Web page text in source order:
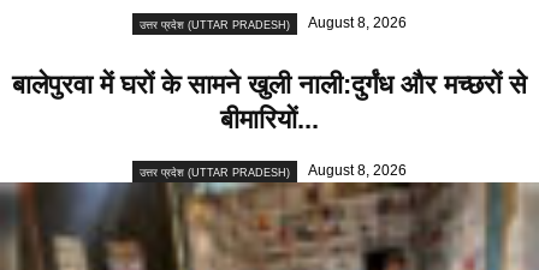
उत्तर प्रदेश (UTTAR PRADESH) August 8, 2026
बालेपुरवा में घरों के सामने खुली नाली:दुर्गंध और मच्छरों से
बीमारियों...
उत्तर प्रदेश (UTTAR PRADESH) August 8, 2026